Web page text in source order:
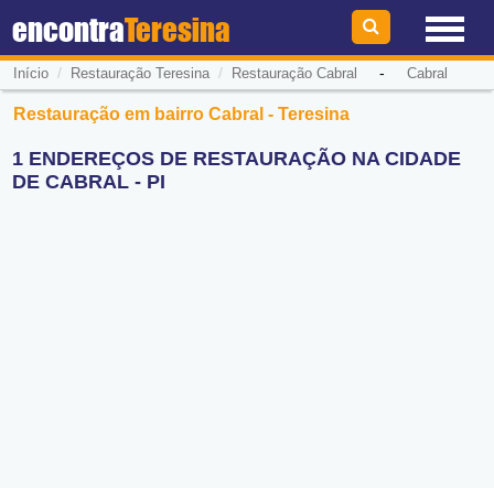
encontraTeresina
Início / Restauração Teresina/ Restauração Cabral - Cabral
Restauração em bairro Cabral - Teresina
1 ENDEREÇOS DE RESTAURAÇÃO NA CIDADE
DE CABRAL - PI